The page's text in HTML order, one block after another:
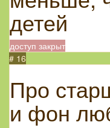
детей
доступ закрыт
# 16
Про
и фон